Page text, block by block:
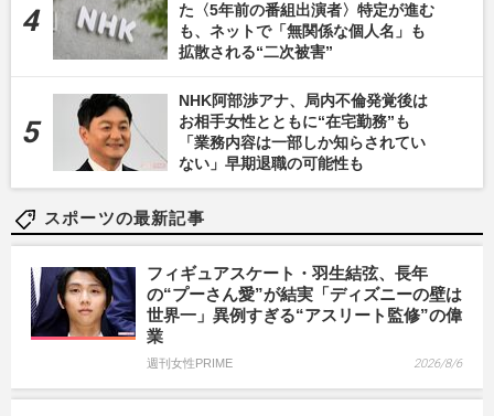
た〈5年前の番組出演者〉特定が進む
も、ネットで「無関係な個人名」も
拡散される“二次被害”
NHK阿部渉アナ、局内不倫発覚後は
お相手女性とともに“在宅勤務”も
「業務内容は一部しか知らされてい
ない」早期退職の可能性も
スポーツの最新記事
フィギュアスケート・羽生結弦、長年
の“プーさん愛”が結実「ディズニーの壁は
世界一」異例すぎる“アスリート監修”の偉
業
週刊女性PRIME 2026/8/6